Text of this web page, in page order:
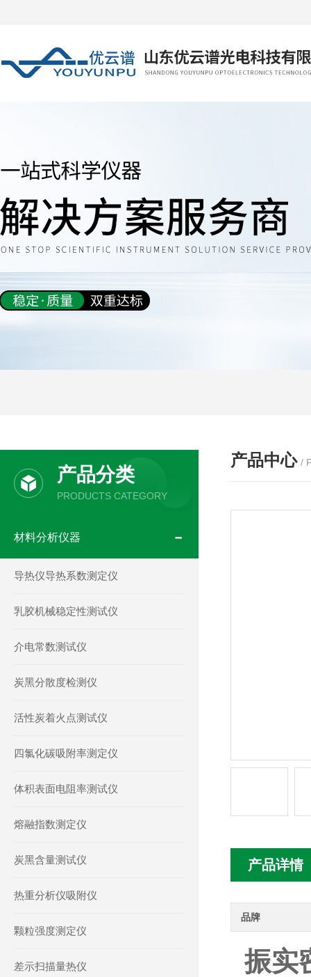
产品中心 /
产品详情
品牌
振实
产品分类
PRODUCTS CATEGORY
材料分析仪器
导热仪导热系数测定仪
乳胶机械稳定性测试仪
介电常数测试仪
炭黑分散度检测仪
活性炭着火点测试仪
四氯化碳吸附率测定仪
体积表面电阻率测试仪
熔融指数测定仪
炭黑含量测试仪
热重分析仪吸附仪
颗粒强度测定仪
差示扫描量热仪